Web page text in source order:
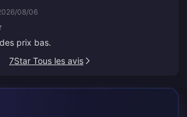
08/06
prix bas.
7Star Tous les avis